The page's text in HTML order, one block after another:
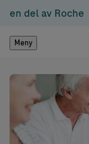
en del av Roche
Meny